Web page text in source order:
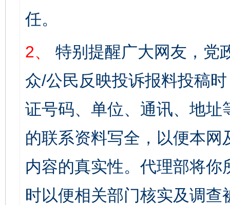
任。
2、
特别提醒广大网友，党
众/公民反映投诉报料投稿
证号码、单位、通讯、地
的联系资料写全，以便本
内容的真实性。代理部将
时以便相关部门核实及调